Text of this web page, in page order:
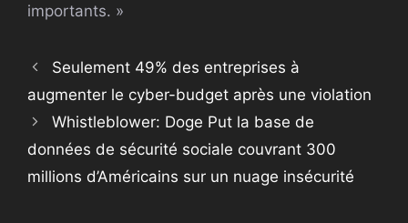
importants. »
Seulement 49% des entreprises à
augmenter le cyber-budget après une violation
Whistleblower: Doge Put la base de
données de sécurité sociale couvrant 300
millions d’Américains sur un nuage insécurité